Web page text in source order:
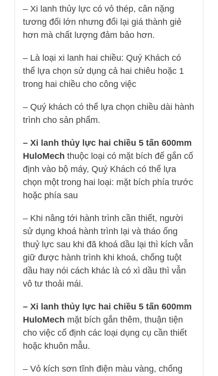
– Xi lanh thủy lực có vỏ thép, cân nặng
tương đối lớn nhưng đổi lại giá thành giẻ
hơn mà chất lượng đảm bảo hơn.
– Là loại xi lanh hai chiều: Quý Khách có
thể lựa chọn sử dụng cả hai chiêu hoặc 1
trong hai chiều cho công việc
– Quý khách có thể lựa chọn chiều dài hành
trình cho sản phẩm.
– Xi lanh thủy lực hai chiều 5 tấn 600mm
HuloMech thuộc loại có mặt bích để gắn cố
định vào bộ máy, Quý Khách có thể lựa
chọn một trong hai loại: mặt bích phía trước
hoặc phía sau
– Khi nâng tới hành trình cần thiết, người
sử dụng khoá hành trình lại và tháo ống
thuỷ lực sau khi đã khoá dầu lại thì kích vẫn
giữ được hành trình khi khoá, chống tuột
dầu hay nói cách khác là có xì dầu thì vẫn
vô tư thoải mái.
– Xi lanh thủy lực hai chiều 5 tấn 600mm
HuloMech mặt bích gắn thêm, thuận tiện
cho việc cố định các loại dụng cụ cần thiết
hoặc khuôn mẫu.
– Vỏ kích sơn tĩnh điện màu vàng, chống